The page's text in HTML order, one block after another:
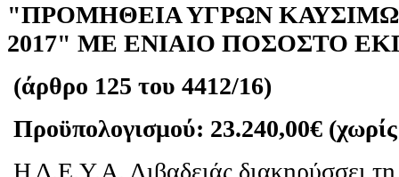
"ΠΡΟΜΗΘΕΙΑ ΥΓΡΩΝ
2017" ΜΕ ΕΝΙΑΙΟ ΠΟΣΟΣΤΟ
(άρθρο 125 του 4412/16)
Προϋπολογισμού: 23.240,00€